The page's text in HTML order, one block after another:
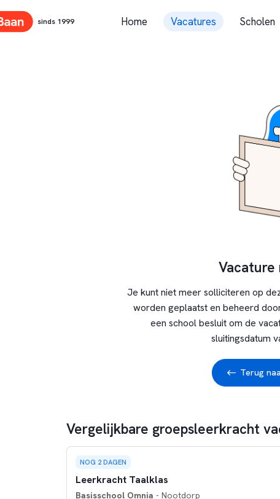
sinds 1999 Home Vacatures Scholen
Vacature
Je kunt niet meer solliciteren op
worden geplaatst en beheerd
een school besluit om de
sluitingsdatum
Terug
Vergelijkbare groepsleerkracht
NOG 2 DAGEN
Leerkracht Taalklas
Basisschool Omnia - Nootdorp